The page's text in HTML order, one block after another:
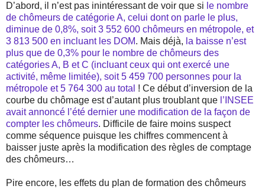
D’abord, il n’est pas inintéressant de voir que si le nombre
de chômeurs de catégorie A, celui dont on parle le plus,
diminue de 0,8%, soit 3 552 600 chômeurs en métropole, et
3 813 500 en incluant les DOM. Mais déjà, la baisse n’est
plus que de 0,3% pour le nombre de chômeurs des
catégories A, B et C (incluant ceux qui ont exercé une
activité, même limitée), soit 5 459 700 personnes pour la
métropole et 5 764 300 au total ! Ce début d’inversion de la
courbe du chômage est d’autant plus troublant que l’INSEE
avait annoncé l’été dernier une modification de la façon de
compter les chômeurs. Difficile de faire moins suspect
comme séquence puisque les chiffres commencent à
baisser juste après la modification des règles de comptage
des chômeurs…
Pire encore, les effets du plan de formation des chômeurs